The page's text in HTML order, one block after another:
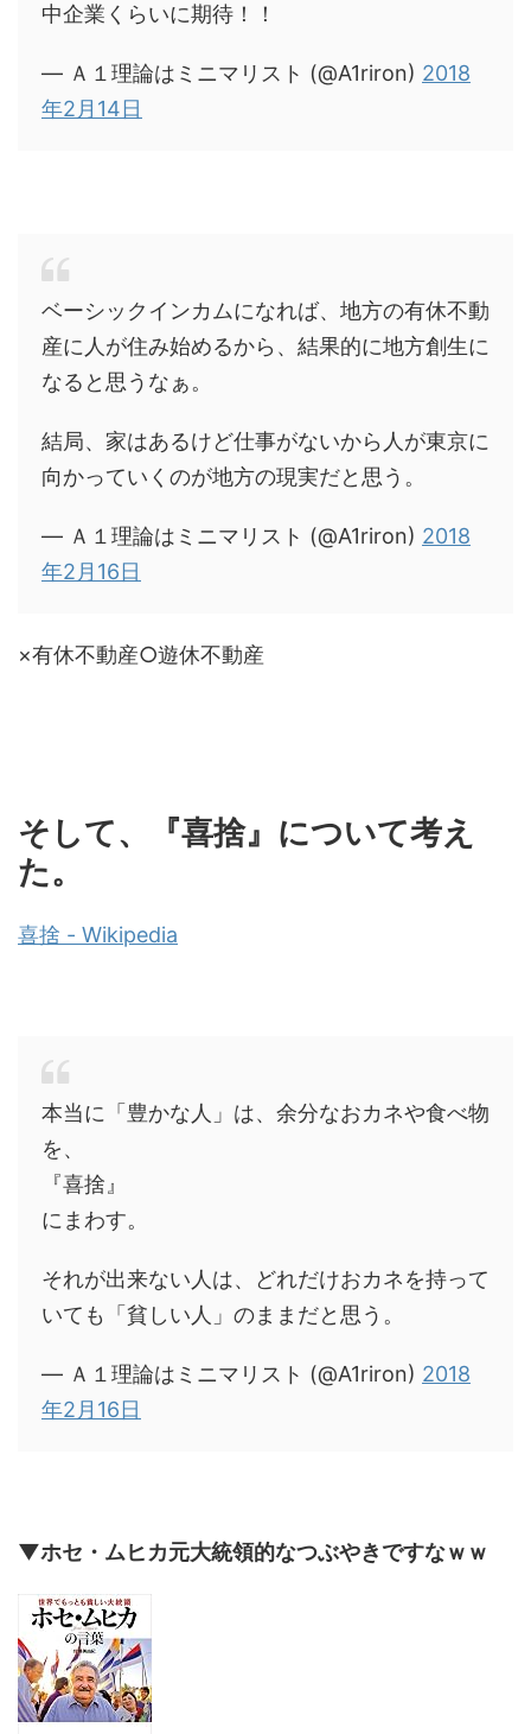
中企業くらいに期待！！
— Ａ１理論はミニマリスト (@A1riron) 2018
年2月14日
ベーシックインカムになれば、地方の有休不動
産に人が住み始めるから、結果的に地方創生に
なると思うなぁ。
結局、家はあるけど仕事がないから人が東京に
向かっていくのが地方の現実だと思う。
— Ａ１理論はミニマリスト (@A1riron) 2018
年2月16日
×有休不動産○遊休不動産
そして、『喜捨』について考え
た。
喜捨 - Wikipedia
本当に「豊かな人」は、余分なおカネや食べ物
を、
『喜捨』
にまわす。
それが出来ない人は、どれだけおカネを持って
いても「貧しい人」のままだと思う。
— Ａ１理論はミニマリスト (@A1riron) 2018
年2月16日
▼ホセ・ムヒカ元大統領的なつぶやきですなｗｗ